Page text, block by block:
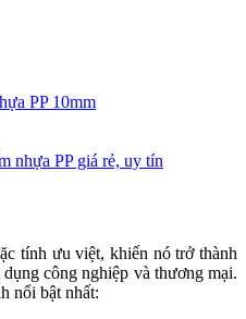
PP 10mm
nhựa PP giá rẻ, uy tín
tính ưu việt, khiến nó trở thành
công nghiệp và thương mại.
nổi bật nhất: